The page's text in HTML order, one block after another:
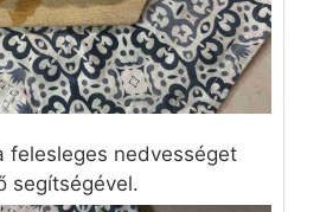
felesleges nedvességet
segítségével.